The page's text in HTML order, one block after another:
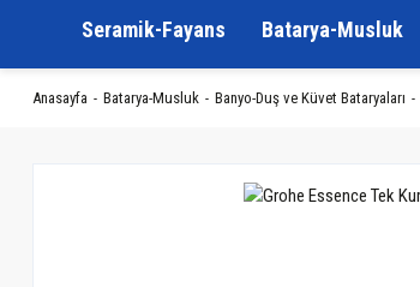
Seramik-Fayans Batarya-Musluk
Anasayfa Batarya-Musluk Banyo-Duş ve Küvet Bataryaları